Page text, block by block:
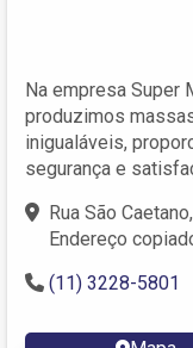
Na empresa Super
produzimos
inigualáveis,
segurança e
Rua São
Endereço
(11) 3228-5801